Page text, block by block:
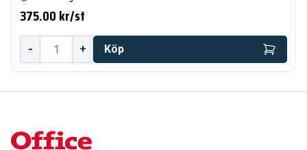
375.00 kr/st
- + Köp